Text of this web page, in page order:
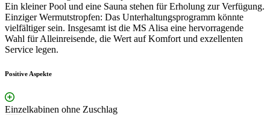
Ein kleiner Pool und eine Sauna stehen für Erholung zur Verfügung.
Einziger Wermutstropfen: Das Unterhaltungsprogramm könnte
vielfältiger sein. Insgesamt ist die MS Alisa eine hervorragende
Wahl für Alleinreisende, die Wert auf Komfort und exzellenten
Service legen.
Positive Aspekte
Einzelkabinen ohne Zuschlag